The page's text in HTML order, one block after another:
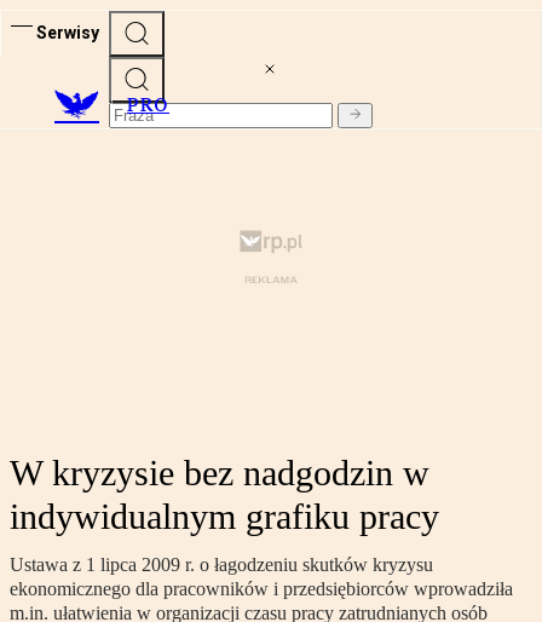
Serwisy
PRO
W kryzysie bez nadgodzin w
indywidualnym grafiku pracy
Ustawa z 1 lipca 2009 r. o łagodzeniu skutków kryzysu
ekonomicznego dla pracowników i przedsiębiorców wprowadziła
m.in. ułatwienia w organizacji czasu pracy zatrudnianych osób